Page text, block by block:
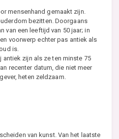
mensenhand gemaakt zijn.
bezitten. Doorgaans
van een leeftijd van 50 jaar; in
voorwerp echter pas antiek als
is.
zijn als ze ten minste 75
recenter datum, die niet meer
heten zeldzaam.
van kunst. Van het laatste